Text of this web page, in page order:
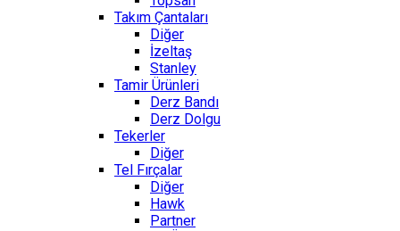
Takım Çantaları
Diğer
İzeltaş
Stanley
Tamir Ürünleri
Derz Bandı
Derz Dolgu
Tekerler
Diğer
Tel Fırçalar
Diğer
Hawk
Partner